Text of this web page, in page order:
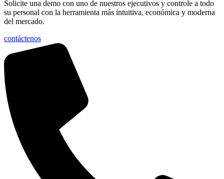
Solicite una demo con uno de nuestros ejecutivos y controle a todo
su personal con la herramienta más intuitiva, económica y moderna
del mercado.
contáctenos